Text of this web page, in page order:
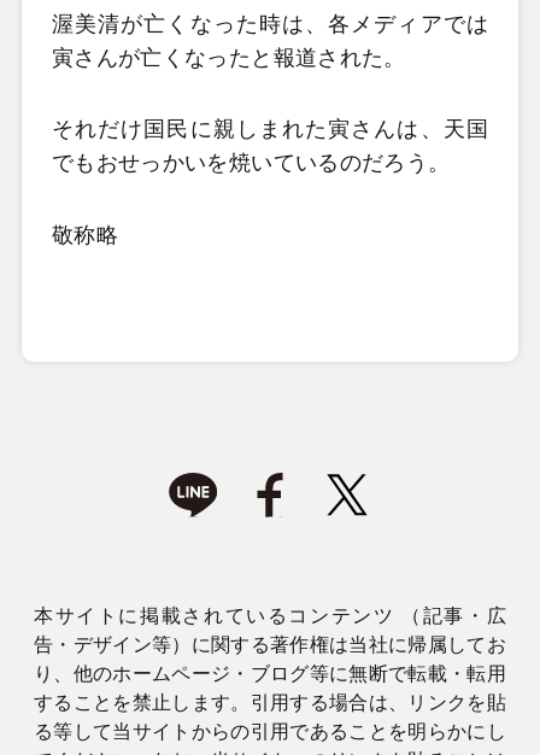
渥美清が亡くなった時は、各メディアでは
寅さんが亡くなったと報道された。
それだけ国民に親しまれた寅さんは、天国
でもおせっかいを焼いているのだろう。
敬称略
本サイトに掲載されているコンテンツ （記事・広
告・デザイン等）に関する著作権は当社に帰属してお
り、他のホームページ・ブログ等に無断で転載・転用
することを禁止します。引用する場合は、リンクを貼
る等して当サイトからの引用であることを明らかにし